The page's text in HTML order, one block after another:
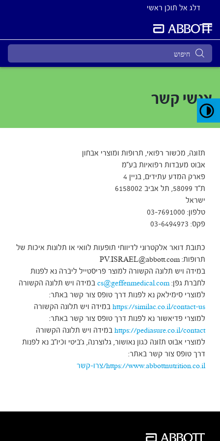
דלג אל תוכן ראשי
אנשי קשר
תזונה, מכשור רפואי, תרופות ומוצרי אבחון
אבוט מעבדות רפואיות בע"מ
פארק המדע עתידים, בניין 4
ת"ד 58099, תל אביב 6158002
ישראל
טלפון: 03-7691000
פקס: 03-6494973
כתובת דואר אלקטרוני לדיווחי תופעות לוואי או תלונות איכות של
תרופות: PV.ISRAEL@abbott.com
במידה ויש תלונה הקשורה למוצר פריסטייל ליברה נא לפנות
לחברת גפן:cs@geffenmedical.com במידה ויש תלונה הקשורה
למוצרי סימילאק נא לפנות דרך טופס צור קשר באתר:
https://similac.co.il/contact-us במידה ויש תלונה הקשורה
למוצרי פדיאשור נא לפנות דרך טופס צור קשר באתר:
https://pediasure.co.il/contact במידה ויש תלונה הקשורה
למוצרי אבוט תזונה כגון נאושור, גלוצרנה, ג'ביטי וכיו"ב נא לפנות
דרך טופס צור קשר באתר:
https://www.abbottnutrition.co.il/צרו-קשר